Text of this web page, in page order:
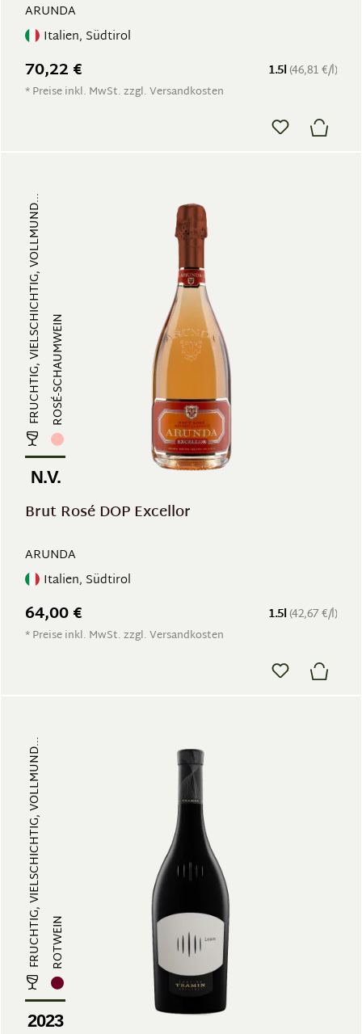
ARUNDA
Italien, Südtirol
1.5l (46,81 €/l)
70,22 €
* Preise inkl. MwSt. zzgl. Versandkosten
FRUCHTIG, VIELSCHICHTIG, VOLLMUND...ROSÉ-SCHAUMWEIN
N.V.
Brut Rosé DOP Excellor
ARUNDA
Italien, Südtirol
1.5l (42,67 €/l)
64,00 €
* Preise inkl. MwSt. zzgl. Versandkosten
FRUCHTIG, VIELSCHICHTIG, VOLLMUND... ROTWEIN
2023